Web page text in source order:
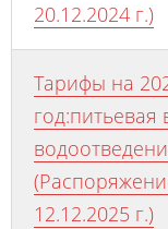
20.12.2024 г.)
Тарифы на
год:питьевая
12.12.2025 г.)